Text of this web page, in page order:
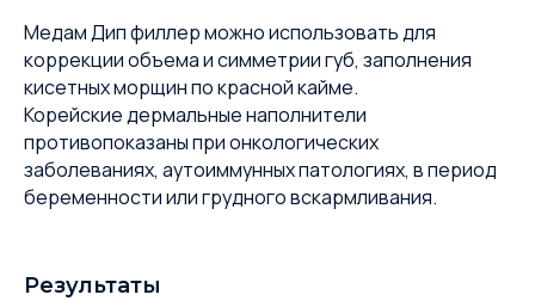
Медам Дип филлер можно использовать для
коррекции объема и симметрии губ, заполнения
кисетных морщин по красной кайме.
Корейские дермальные наполнители
противопоказаны при онкологических
заболеваниях, аутоиммунных патологиях, в период
беременности или грудного вскармливания.
Результаты